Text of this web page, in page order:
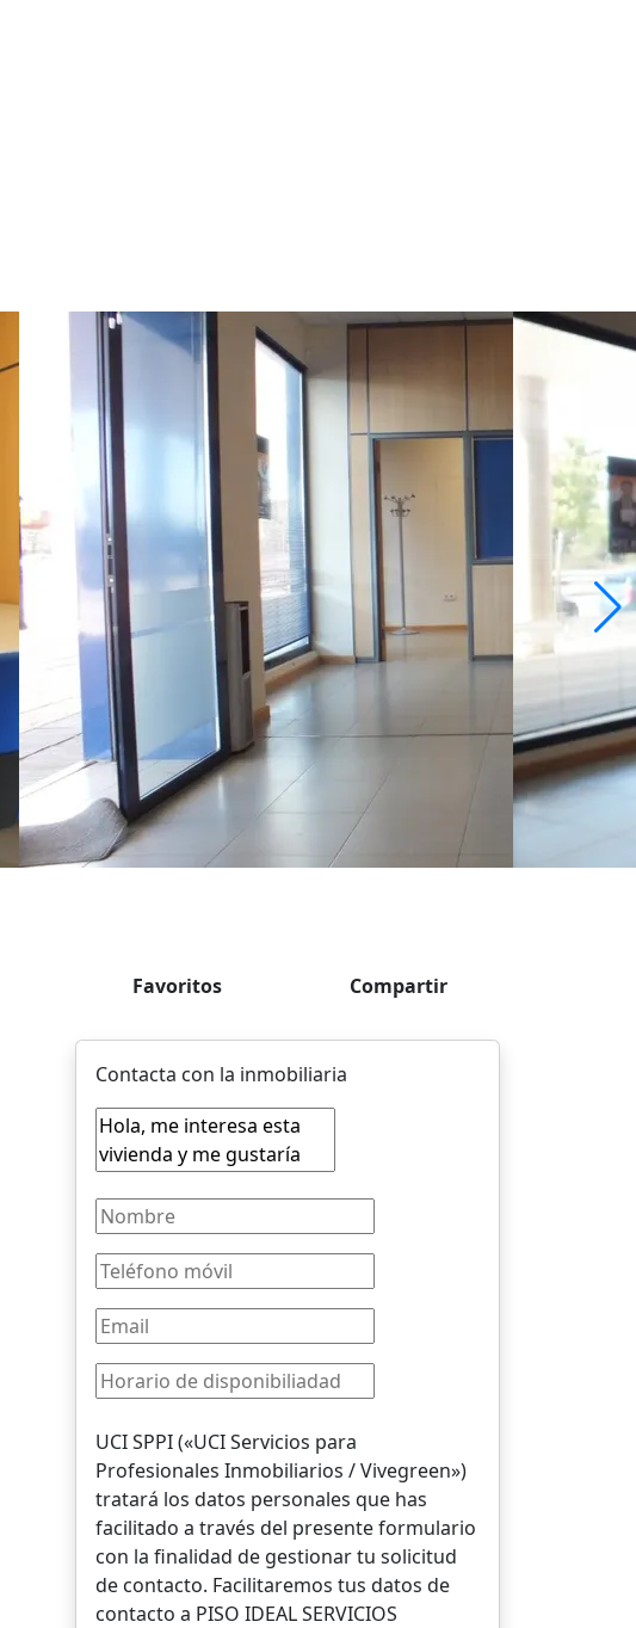
Favoritos Compartir
Contacta con la inmobiliaria
UCI SPPI («UCI Servicios para
Profesionales Inmobiliarios / Vivegreen»)
tratará los datos personales que has
facilitado a través del presente formulario
con la finalidad de gestionar tu solicitud
de contacto. Facilitaremos tus datos de
contacto a PISO IDEAL SERVICIOS